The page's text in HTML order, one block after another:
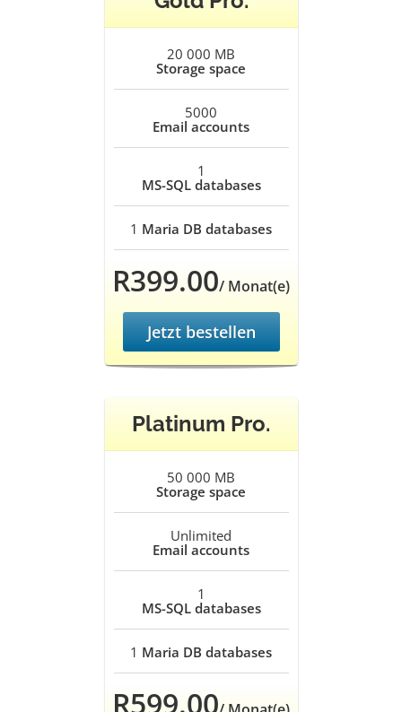
20 000 MB
Storage space
5000
Email accounts
1
MS-SQL databases
1 Maria DB databases
R399.00/ Monat(e)
Jetzt bestellen
Platinum Pro.
50 000 MB
Storage space
Unlimited
Email accounts
1
MS-SQL databases
1 Maria DB databases
R599.00